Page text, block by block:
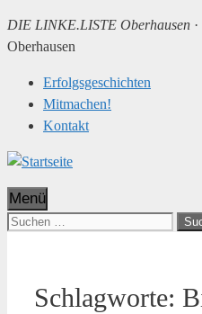
DIE LINKE.LISTE Oberhausen ·
Oberhausen
Erfolgsgeschichten
Mitmachen!
Kontakt
Menü
Suchen
Schlagworte: